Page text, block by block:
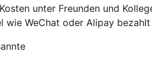
unter Freunden und
wie WeChat oder Alipay